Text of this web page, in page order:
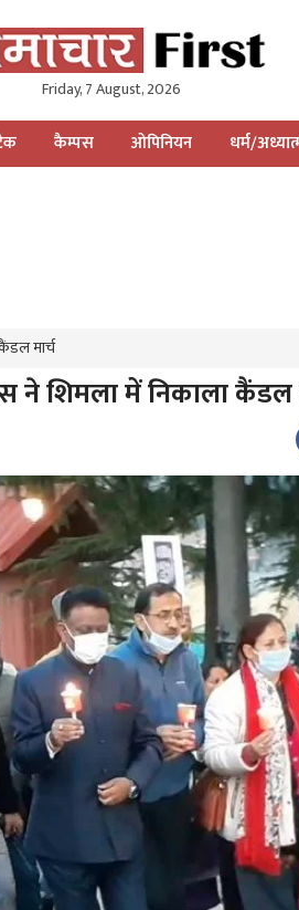
Friday, 7 August, 2026
कैम्पस ओपिनियन धर्म/
मार्च
ने शिमला में निकाला कैंडल